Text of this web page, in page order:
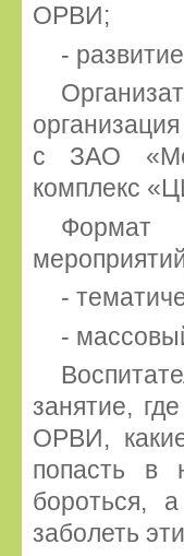
ОРВИ;
-
с ЗАО
комплекс
Формат
-
-
занятие,
ОРВИ,
попасть в
бороться,
заболеть